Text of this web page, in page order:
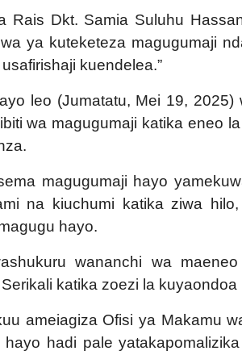
Rais Dkt. Samia Suluhu
ya kuteketeza magugumaji
kuendelea.”
leo (Jumatatu, Mei 19,
wa magugumaji katika eneo
magugumaji hayo
na kiuchumi katika ziwa
hayo.
wananchi wa
katika zoezi la
ameiagiza Ofisi ya Makamu
hadi pale